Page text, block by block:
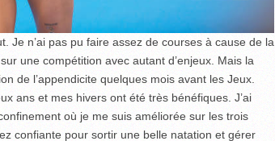
Je n’ai pas pu faire assez de courses à cause de la
une compétition avec autant d’enjeux. Mais la
de l’appendicite quelques mois avant les Jeux.
ans et mes hivers ont été très bénéfiques. J’ai
où je me suis améliorée sur les trois
confiante pour sortir une belle natation et gérer